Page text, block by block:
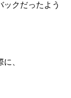
クだったよう
、